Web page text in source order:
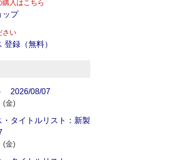
入はこちら
ップ
さい
登録（無料）
2026/08/07
(金)
・タイトルリスト：新製
(金)